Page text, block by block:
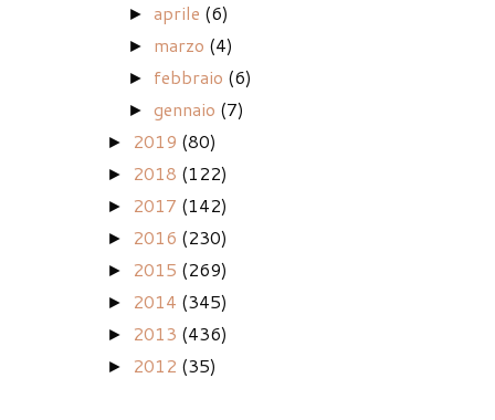
►aprile (6)
► marzo (4)
► febbraio (6)
►gennaio (7)
► 2019 (80)
► 2018 (122)
► 2017 (142)
► 2016 (230)
► 2015 (269)
► 2014 (345)
► 2013 (436)
► 2012 (35)